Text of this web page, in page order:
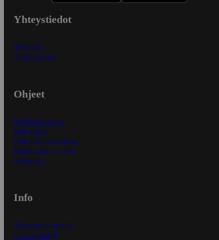
Yhteystiedot
Myymälät
Asiakaspalvelu
Ohjeet
Ensitilaajan ohjeet
Näin maksat
Näin tilaat ja muokkaat
Kaikki ohjeet ja vinkit
In English
Info
S-Business yrityksille
Oiva-raportit